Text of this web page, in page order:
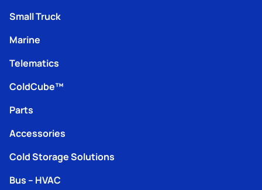
Small Truck
Marine
Telematics
ColdCube™
Parts
Accessories
Cold Storage Solutions
Bus – HVAC